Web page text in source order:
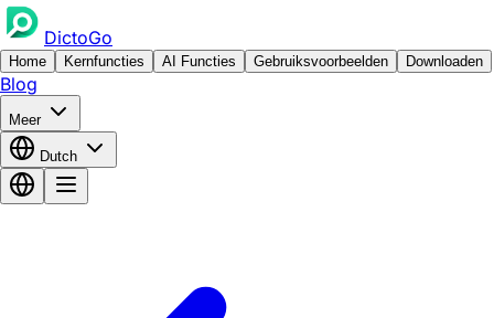
DictoGo
Home Kernfuncties AI Functies Gebruiksvoorbeelden Downloaden
Blog
Meer
Dutch